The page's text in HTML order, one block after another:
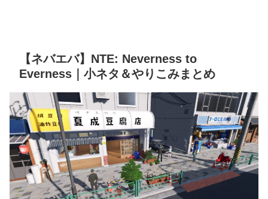
【ネバエバ】NTE: Neverness to
Everness｜小ネタ＆やりこみまとめ